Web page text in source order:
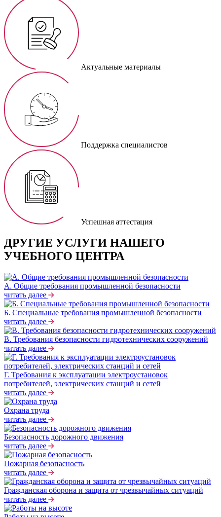
Актуальные материалы
Поддержка специалистов
Успешная аттестация
ДРУГИЕ УСЛУГИ НАШЕГО
УЧЕБНОГО ЦЕНТРА
А. Общие требования промышленной безопасности
читать далее
Б. Специальные требования промышленной безопасности
читать далее
В. Требования безопасности гидротехнических сооружений
читать далее
Г. Требования к эксплуатации электроустановок
потребителей, электрических станций и сетей
читать далее
Охрана труда
читать далее
Безопасность дорожного движения
читать далее
Пожарная безопасность
читать далее
Гражданская оборона и защита от чрезвычайных ситуаций
читать далее